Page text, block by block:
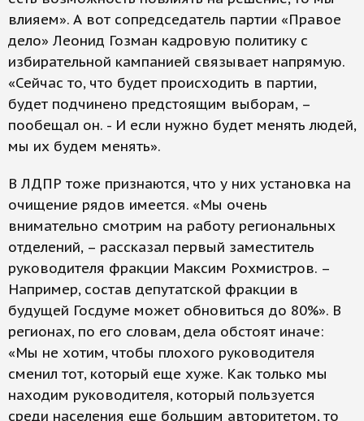
влияем». А вот сопредседатель партии «Правое
дело» Леонид Гозман кадровую политику с
избирательной кампанией связывает напрямую.
«Сейчас то, что будет происходить в партии,
будет подчинено предстоящим выборам, –
пообещал он. - И если нужно будет менять людей,
мы их будем менять».
В ЛДПР тоже признаются, что у них установка на
очищение рядов имеется. «Мы очень
внимательно смотрим на работу региональных
отделений, – рассказал первый заместитель
руководителя фракции Максим Рохмистров. –
Например, состав депутатской фракции в
будущей Госдуме может обновиться до 80%». В
регионах, по его словам, дела обстоят иначе:
«Мы не хотим, чтобы плохого руководителя
сменил тот, который еще хуже. Как только мы
находим руководителя, который пользуется
среди населения еще большим авторитетом, то